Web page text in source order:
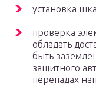
установка
проверка
обладать
быть
защитного
перепадах